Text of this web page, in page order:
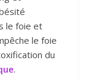
le foie et
le foie
du
.